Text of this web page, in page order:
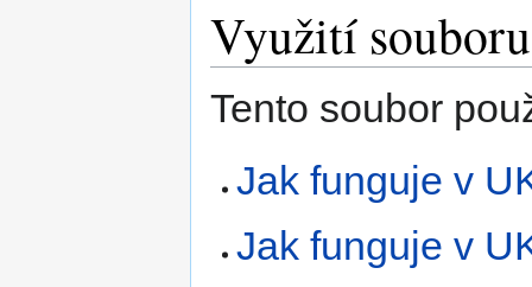
Využití souboru
Tento soubor
Jak funguje v
Jak funguje v